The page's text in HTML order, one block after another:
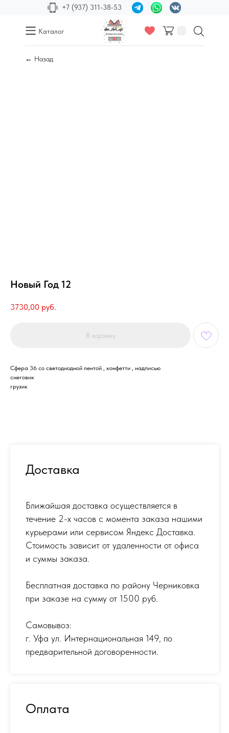
+7 (937) 311-38-53
Каталог
← Назад
Новый Год 12
3730,00 руб.
В корзину
Сфера 36 со светодиодной лентой , конфетти , надписью
снеговик
грузик
Доставка
Ближайшая доставка осуществляется в
течение 2-х часов с момента заказа нашими
курьерами или сервисом Яндекс Доставка.
Стоимость зависит от удаленности от офиса
и суммы заказа.
Бесплатная доставка по району Черниковка
при заказе на сумму от 1500 руб.
Самовывоз:
г. Уфа ул. Интернациональная 149, по
предварительной договоренности.
Оплата